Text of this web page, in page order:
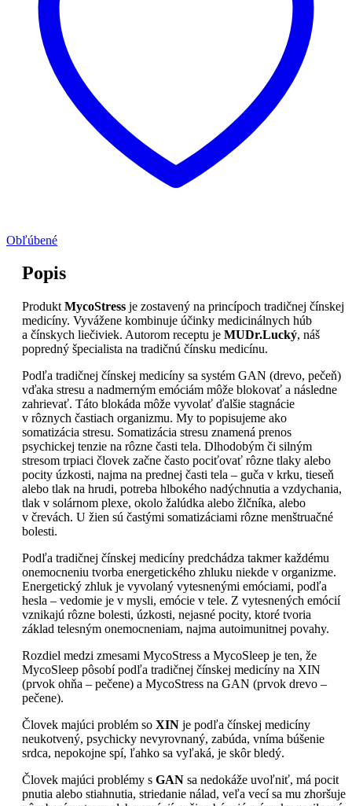
Obľúbené
Popis
Produkt MycoStress je zostavený na princípoch tradičnej čínskej
medicíny. Vyvážene kombinuje účinky medicinálnych húb
a čínskych liečiviek. Autorom receptu je MUDr.Lucký, náš
popredný špecialista na tradičnú čínsku medicínu.
Podľa tradičnej čínskej medicíny sa systém GAN (drevo, pečeň)
vďaka stresu a nadmerným emóciám môže blokovať a následne
zahrievať. Táto blokáda môže vyvolať ďalšie stagnácie
v rôznych častiach organizmu. My to popisujeme ako
somatizácia stresu. Somatizácia stresu znamená prenos
psychickej tenzie na rôzne časti tela. Dlhodobým či silným
stresom trpiaci človek začne často pociťovať rôzne tlaky alebo
pocity úzkosti, najma na prednej časti tela – guča v krku, tieseň
alebo tlak na hrudi, potreba hlbokého nadýchnutia a vzdychania,
tlak v solárnom plexe, okolo žalúdka alebo žlčníka, alebo
v črevách. U žien sú častými somatizáciami rôzne menštruačné
bolesti.
Podľa tradičnej čínskej medicíny predchádza takmer každému
onemocneniu tvorba energetického zhluku niekde v organizme.
Energetický zhluk je vyvolaný vytesnenými emóciami, podľa
hesla – vedomie je v mysli, emócie v tele. Z vytesnených emócií
vznikajú rôzne bolesti, úzkosti, nejasné pocity, ktoré tvoria
základ telesným onemocneniam, najma autoimunitnej povahy.
Rozdiel medzi zmesami MycoStress a MycoSleep je ten, že
MycoSleep pôsobí podľa tradičnej čínskej medicíny na XIN
(prvok ohňa – pečene) a MycoStress na GAN (prvok drevo –
pečene).
Človek majúci problém so XIN je podľa čínskej medicíny
neukotvený, psychicky nevyrovnaný, zabúda, vníma búšenie
srdca, nepokojne spí, ľahko sa vyľaká, je skôr bledý.
Človek majúci problémy s GAN sa nedokáže uvoľniť, má pocit
pnutia alebo stiahnutia, striedanie nálad, veľa vecí sa mu zhoršuje